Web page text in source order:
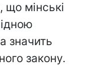
що мінські
значить
закону.